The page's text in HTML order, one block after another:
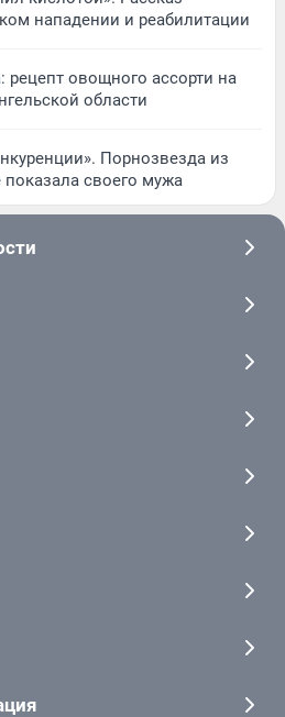
нападении и реабилитации
рецепт овощного ассорти на
области
Порнозвезда из
показала своего мужа